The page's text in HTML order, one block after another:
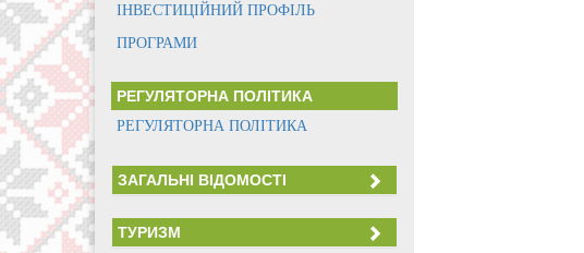
ІНВЕСТИЦІЙНИЙ ПРОФІЛЬ
ПРОГРАМИ
РЕГУЛЯТОРНА ПОЛІТИКА
РЕГУЛЯТОРНА ПОЛІТИКА
ЗАГАЛЬНІ ВІДОМОСТІ
ТУРИЗМ